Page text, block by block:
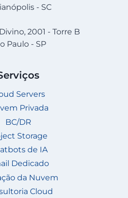
- SC
2001 - Torre B
Paulo - SP
Servers
Privada
BC/DR
Storage
de IA
Dedicado
da Nuvem
Cloud